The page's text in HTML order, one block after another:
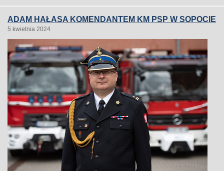
ADAM HAŁASA KOMENDANTEM KM PSP W SOPOCIE
5 kwietnia 2024